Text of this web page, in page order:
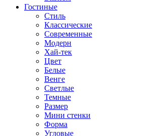
Гостиные
Стиль
Классические
Современные
Модерн
Хай-тек
Цвет
Белые
Венге
Светлые
Темные
Размер
Мини стенки
Форма
Угловые